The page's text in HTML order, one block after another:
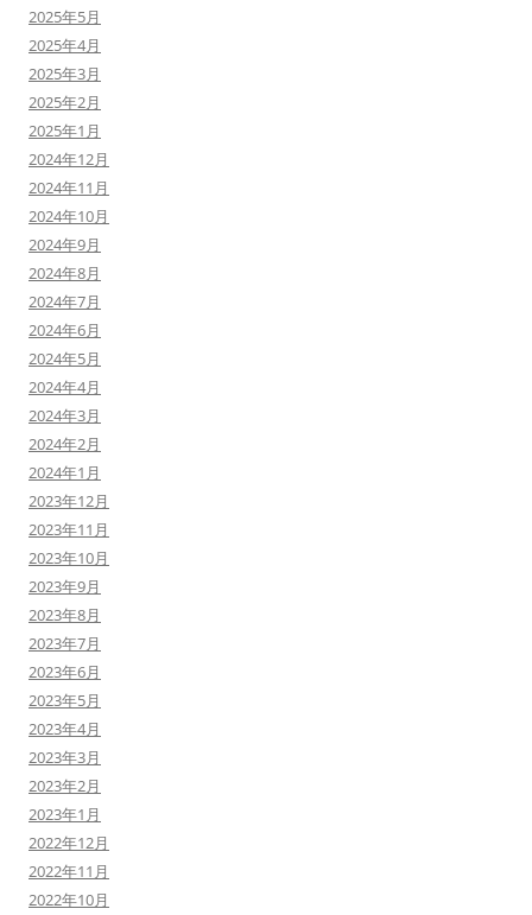
2025年5月
2025年4月
2025年3月
2025年2月
2025年1月
2024年12月
2024年11月
2024年10月
2024年9月
2024年8月
2024年7月
2024年6月
2024年5月
2024年4月
2024年3月
2024年2月
2024年1月
2023年12月
2023年11月
2023年10月
2023年9月
2023年8月
2023年7月
2023年6月
2023年5月
2023年4月
2023年3月
2023年2月
2023年1月
2022年12月
2022年11月
2022年10月